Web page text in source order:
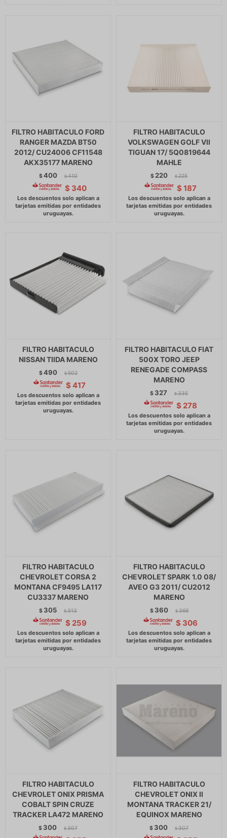
FILTRO HABITACULO FORD
RANGER MAZDA BT50
2012/ CU24006 CF11548
AKX35177 MARENO
$400 $ 410
$ 340
FILTRO HABITACULO
VOLKSWAGEN GOLF VII
TIGUAN 17/ 5Q0819644
MAHLE
$ 220 $ 225
$ 187
FILTRO HABITACULO
NISSAN TIIDA MARENO
$490 $ 502
$ 417
FILTRO HABITACULO FIAT
500X TORO JEEP
RENEGADE COMPASS
MARENO
$ 327 $ 335
$ 278
FILTRO HABITACULO
CHEVROLET CORSA 2
MONTANA CF9495 LA117
CU3337 MARENO
$ 305 $ 313
$ 259
FILTRO HABITACULO
CHEVROLET SPARK 1.0 08/
AVEO G3 2011/ CU2012
MARENO
$ 360 $ 369
$ 306
FILTRO HABITACULO
CHEVROLET ONIX PRISMA
COBALT SPIN CRUZE
TRACKER LA472 MARENO
$ 300 $ 307
FILTRO HABITACULO
CHEVROLET ONIX II
MONTANA TRACKER 21/
EQUINOX MARENO
$ 300 $ 307